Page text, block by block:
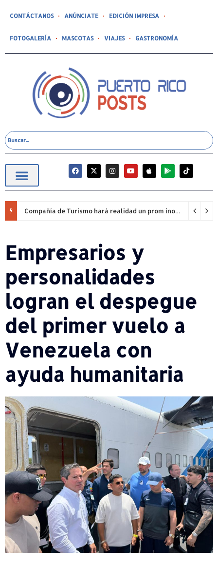
CONTÁCTANOS ANÚNCIATE EDICIÓN IMPRESA
FOTOGALERÍA MASCOTAS VIAJES GASTRONOMÍA
Compañía de Turismo hará realidad un prom inolvidable junto a Jowell para estudiantes de la Escuela Gabriela Mistral
Empresarios y
personalidades
logran el despegue
del primer vuelo a
Venezuela con
ayuda humanitaria